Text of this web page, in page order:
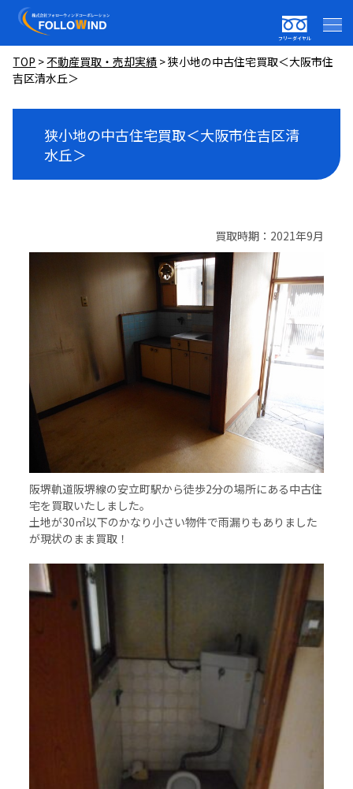
フリーダイヤル
TOP >不動産買取・売却実績 >狭小地の中古住宅買取＜大阪市住
吉区清水丘＞
狭小地の中古住宅買取＜大阪市住吉区清
水丘＞
買取時期：2021年9月
阪堺軌道阪堺線の安立町駅から徒歩2分の場所にある中古住
宅を買取いたしました。
土地が30㎡以下のかなり小さい物件で雨漏りもありました
が現状のまま買取！